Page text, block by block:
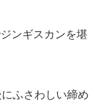
ンギスカンを堪
ふさわしい締め